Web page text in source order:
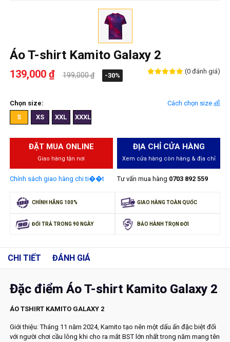
Áo T-shirt Kamito Galaxy 2
139,000 ₫ 199,000 ₫ -30%
(0 đánh giá)
Chọn size:
Cách chọn size
S
XS XXL XXXL
ĐẶT MUA ONLINE
Giao hàng tận nơi
Chính sách giao hàng chi ti��t
ĐỊA CHỈ CỬA HÀNG
Xem cửa hàng còn hàng & địa chỉ
Tư vấn mua hàng 0703 892 559
CHÍNH HÃNG 100% GIAO HÀNG TOÀN QUỐC
ĐỔI TRẢ TRONG 90 NGÀY BẢO HÀNH TRỌN ĐỜI
CHI TIẾT ĐÁNH GIÁ
Đặc điểm Áo T-shirt Kamito Galaxy 2
ÁO TSHIRT KAMITO GALAXY 2
Giới thiệu: Tháng 11 năm 2024, Kamito tạo nên một dấu ấn đặc biệt đối
với người chơi cầu lông khi cho ra mắt BST lớn nhất trong năm mang tên